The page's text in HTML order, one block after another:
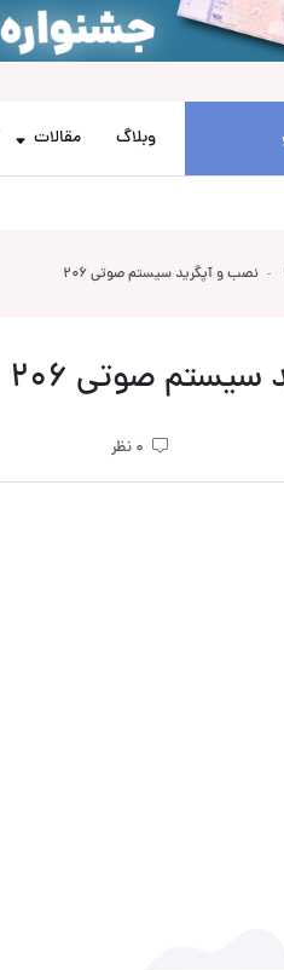
وبلاگ مقالات
نصب و آپگرید سیستم صوتی 206
صوتی 206